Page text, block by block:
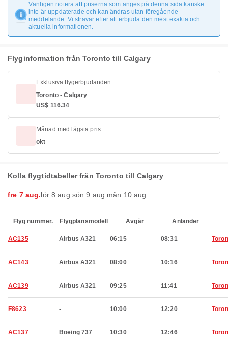
Vänligen notera att priserna som anges på denna sida kanske
inte är uppdaterade och kan ändras utan föregående
meddelande. Vi strävar efter att erbjuda den mest exakta och
aktuella informationen.
Flyginformation från Toronto till Calgary
Exklusiva flygerbjudanden
Toronto - Calgary
US$ 116.34
Månad med lägsta pris
okt
Kolla flygtidtabeller från Toronto till Calgary
fre 7 aug.lör 8 aug. sön 9 aug. mån 10 aug.
Flyg nummer. Flygplansmodell Avgår Anländer
AC135 Airbus A321 06:15 08:31
AC143 Airbus A321 08:00 10:16
AC139 Airbus A321 09:25 11:41
F8623 - 10:00 12:20
AC137 Boeing 737 10:30 12:46